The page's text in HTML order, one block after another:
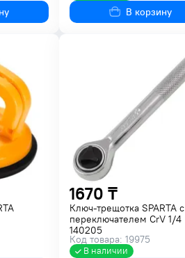
В корзину
1670 ₸
Ключ-трещотка SPARTA с
переключателем CrV 1/4
140205
Код товара: 19975
В наличии